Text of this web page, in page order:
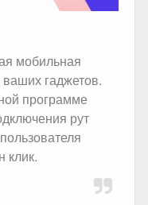
мобильная
гаджетов.
программе
рут
клик.